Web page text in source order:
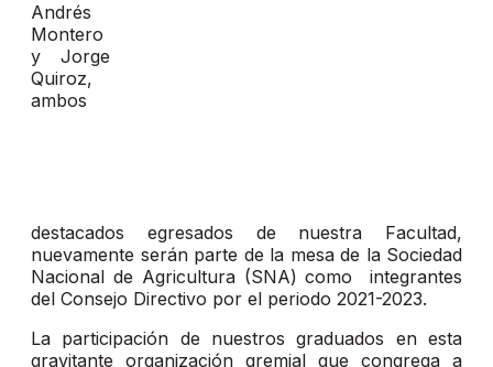
Andrés
Montero
y Jorge
Quiroz,
ambos
destacados egresados de nuestra Facultad,
nuevamente serán parte de la mesa de la Sociedad
Nacional de Agricultura (SNA) como integrantes
del Consejo Directivo por el periodo 2021-2023.
La participación de nuestros graduados en esta
gravitante organización gremial que congrega a